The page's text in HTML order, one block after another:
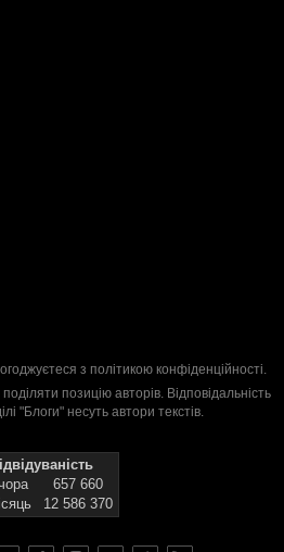
з політикою конфіденційності.
позицію авторів. Відповідальність
"Блоги" несуть автори текстів.
657 660
12 586 370